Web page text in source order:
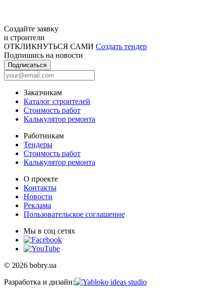
Создайте заявку
и строители
ОТКЛИКНУТЬСЯ САМИ Создать тендер
Подпишись на новости
Подписаться
Заказчикам
Каталог строителей
Стоимость работ
Калькулятор ремонта
Работникам
Тендеры
Стоимость работ
Калькулятор ремонта
О проекте
Контакты
Новости
Реклама
Пользовательское соглашение
Мы в соц сетях
© 2026 bobry.ua
Разработка и дизайн: